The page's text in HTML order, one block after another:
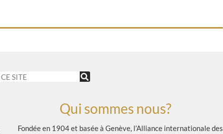
Qui sommes nous?
Fondée en 1904 et basée à Genève, l’Alliance internationale des